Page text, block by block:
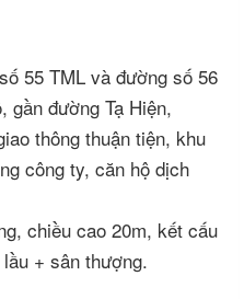
55 TML và đường số 56
gần đường Tạ Hiện,
thông thuận tiện, khu
công ty, căn hộ dịch
chiều cao 20m, kết cấu
+ sân thượng.